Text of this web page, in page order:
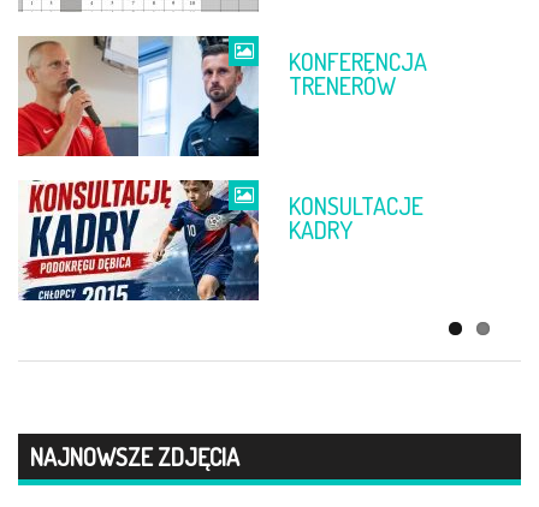
KONFERENCJA
TRENERÓW
KONSULTACJE
KADRY
FINAŁ PP
DĘBICA –
ŻYCZENIA
WIELKANOCNE
NAJNOWSZE ZDJĘCIA